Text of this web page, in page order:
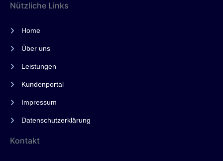
Nützliche Links
Home
Über uns
Leistungen
Kundenportal
Impressum
Datenschutzerklärung
Kontakt